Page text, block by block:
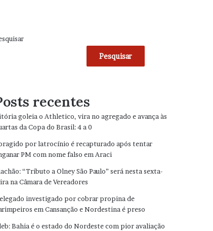
Pesquisar
recentes
goleia o Athletico, vira no agregado e avança às
da Copa do Brasil: 4 a 0
por latrocínio é recapturado após tentar
PM com nome falso em Araci
“Tributo a Olney São Paulo” será nesta sexta-
na Câmara de Vereadores
investigado por cobrar propina de
em Cansanção e Nordestina é preso
Bahia é o estado do Nordeste com pior avaliação